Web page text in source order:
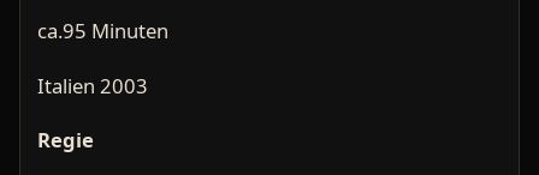
ca.95 Minuten
Italien 2003
Regie